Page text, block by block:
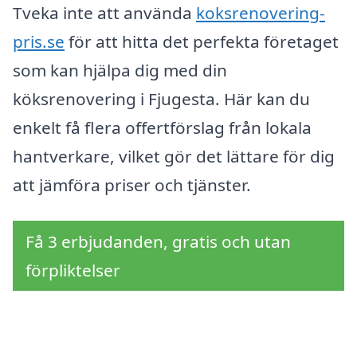
Tveka inte att använda koksrenovering-
pris.se för att hitta det perfekta företaget
som kan hjälpa dig med din
köksrenovering i Fjugesta. Här kan du
enkelt få flera offertförslag från lokala
hantverkare, vilket gör det lättare för dig
att jämföra priser och tjänster.
Få 3 erbjudanden, gratis och utan
förpliktelser